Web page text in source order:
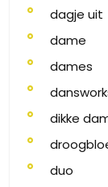
dagje uit
dame
dames
dikke
duo